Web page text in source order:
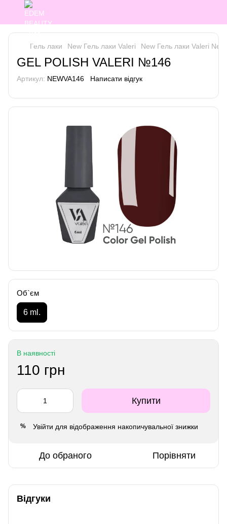
Гель лаки New Гель лаки Valeri New Гель лаки Valeri
GEL POLISH VALERI №146
Артикул: NEWVA146 Написати відгук
Об`єм
6 ml.
В наявності
110 грн
Купити
% Увійти для відображення накопичувальної знижки
До обраного Порівняти
Відгуки